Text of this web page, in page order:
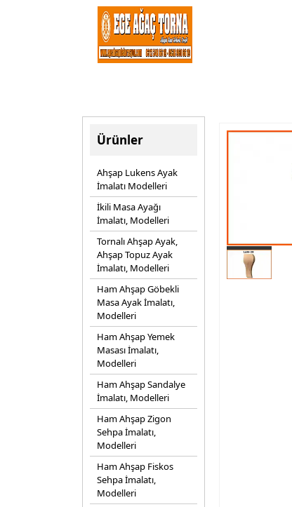
Ürünler
Ahşap Lukens Ayak
İmalatı Modelleri
İkili Masa Ayağı
İmalatı, Modelleri
Tornalı Ahşap Ayak,
Ahşap Topuz Ayak
İmalatı, Modelleri
Ham Ahşap Göbekli
Masa Ayak İmalatı,
Modelleri
Ham Ahşap Yemek
Masası İmalatı,
Modelleri
Ham Ahşap Sandalye
İmalatı, Modelleri
Ham Ahşap Zigon
Sehpa İmalatı,
Modelleri
Ham Ahşap Fiskos
Sehpa İmalatı,
Modelleri